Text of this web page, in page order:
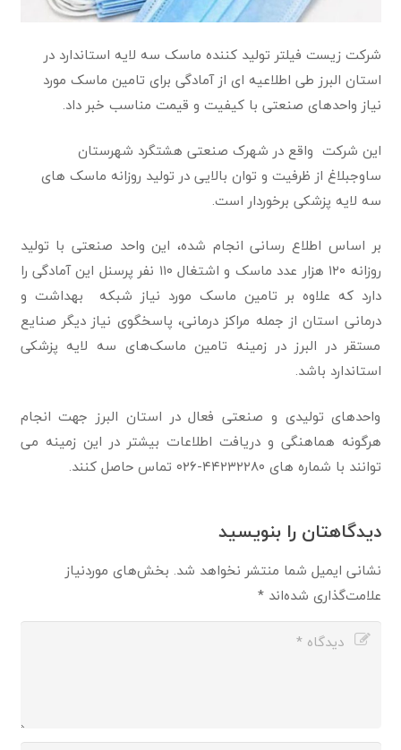
شرکت زیست فیلتر تولید کننده ماسک سه لایه استاندارد در
استان البرز طی اطلاعیه ای از آمادگی برای تامین ماسک مورد
نیاز واحدهای صنعتی با کیفیت و قیمت مناسب خبر داد.
این شرکت واقع در شهرک صنعتی هشتگرد شهرستان
ساوجبلاغ از ظرفیت و توان بالایی در تولید روزانه ماسک های
سه لایه پزشکی برخوردار است.
بر اساس اطلاع رسانی انجام شده، این واحد صنعتی با تولید
روزانه ۱۲۰ هزار عدد ماسک و اشتغال ۱۱۰ نفر پرسنل این آمادگی را
دارد که علاوه بر تامین ماسک مورد نیاز شبکه بهداشت و
درمانی استان از جمله مراکز درمانی، پاسخگوی نیاز دیگر صنایع
مستقر در البرز در زمینه تامین ماسک‌های سه لایه پزشکی
استاندارد باشد.
واحدهای تولیدی و صنعتی فعال در استان البرز جهت انجام
هرگونه هماهنگی و دریافت اطلاعات بیشتر در این زمینه می
توانند با شماره های ۴۴۲۳۲۲۸۰-۰۲۶ تماس حاصل کنند.
دیدگاهتان را بنویسید
نشانی ایمیل شما منتشر نخواهد شد. بخش‌های موردنیاز
علامت‌گذاری شده‌اند*